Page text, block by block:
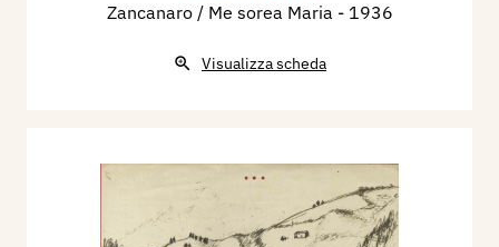
Zancanaro / Me sorea Maria - 1936
Visualizza scheda